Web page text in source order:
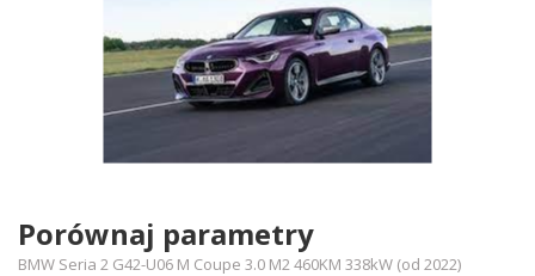
Porównaj parametry
BMW Seria 2 G42-U06 M Coupe 3.0 M2 460KM 338kW (od 2022)